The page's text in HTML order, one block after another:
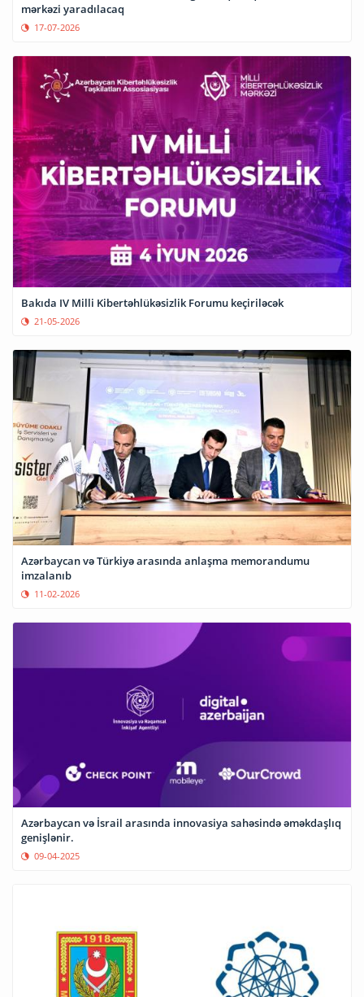
mərkəzi yaradılacaq
17-07-2026
Bakıda IV Milli Kibertəhlükəsizlik Forumu keçiriləcək
21-05-2026
Azərbaycan və Türkiyə arasında anlaşma memorandumu
imzalanıb
11-02-2026
Azərbaycan və İsrail arasında innovasiya sahəsində əməkdaşlıq
genişlənir.
09-04-2025